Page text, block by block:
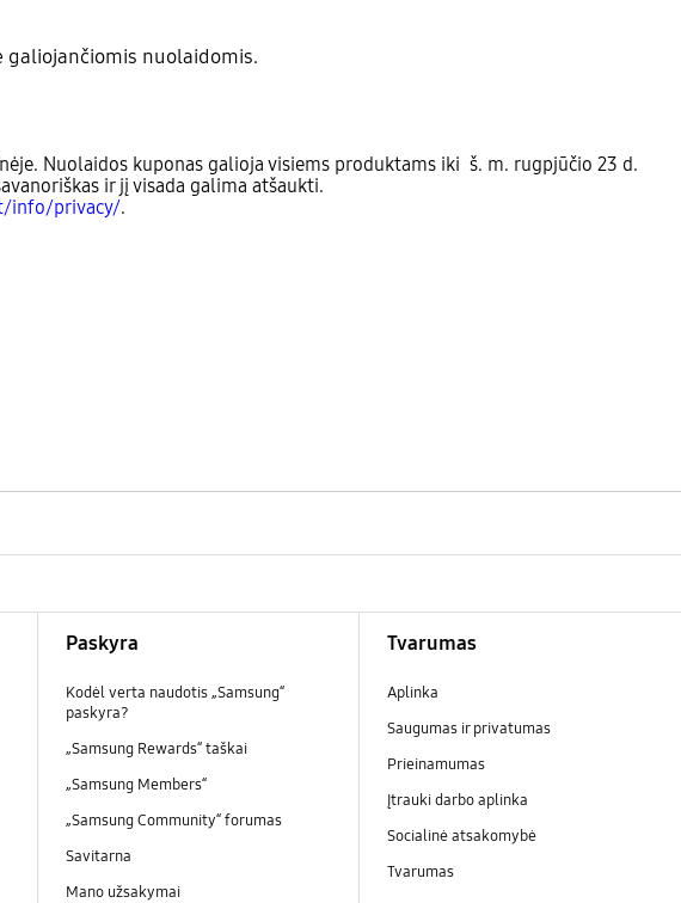
nuolaidomis.
Nuolaidos kuponas galioja visiems produktams iki š. m. rugpjūčio 23 d.
ir jį visada galima atšaukti.
info/privacy/.
Paskyra
Kodėl verta naudotis „Samsung“
paskyra?
„Samsung Rewards“ taškai
„Samsung Members“
„Samsung Community“ forumas
Savitarna
Mano užsakymai
Tvarumas
Aplinka
Saugumas ir privatumas
Prieinamumas
Įtrauki darbo aplinka
Socialinė atsakomybė
Tvarumas